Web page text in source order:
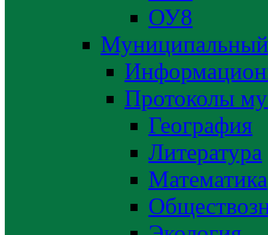
ОУ8
Муниципальный
Протоколы
География
Литература
Математика